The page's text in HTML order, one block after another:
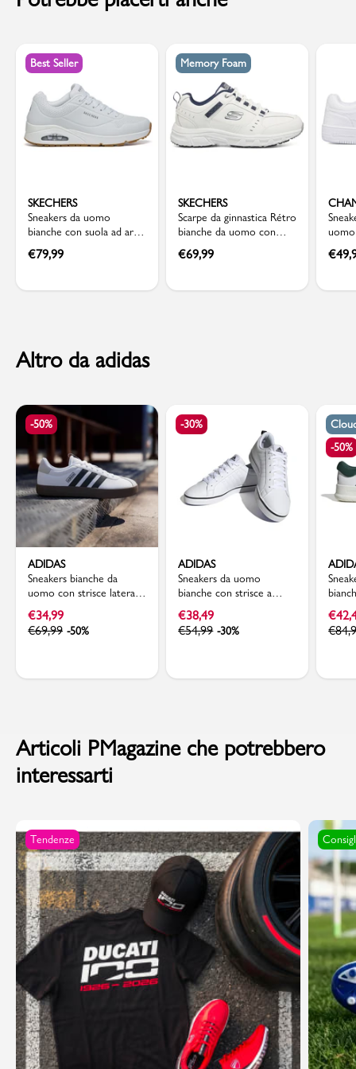
Best Seller
SKECHERS
Sneakers da uomo
bianche con suola ad aria
Skechers Uno
€79,99
Memory Foam
SKECHERS
Scarpe da ginnastica Rétro
bianche da uomo con
soletta Memory Foam
Skechers Oak Canyon
€69,99 €
Altro da adidas
-50%
ADIDAS
Sneakers bianche da
uomo con strisce laterali
nere adidas VL Court 3.0
€34,99
€69,99 -50%
-30%
ADIDAS
Sneakers da uomo
bianche con strisce a
contrasto adidas Vs Pace
2.0
€38,49
€54,99 -30%
-50%
€
€
Articoli PMagazine che potrebbero
interessarti
Tendenze